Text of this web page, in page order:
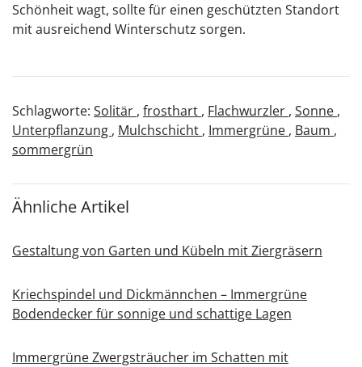
Schönheit wagt, sollte für einen geschützten Standort
mit ausreichend Winterschutz sorgen.
Schlagworte: Solitär , frosthart , Flachwurzler , Sonne ,
Unterpflanzung , Mulchschicht , Immergrüne , Baum ,
sommergrün
Ähnliche Artikel
Gestaltung von Garten und Kübeln mit Ziergräsern
Kriechspindel und Dickmännchen – Immergrüne
Bodendecker für sonnige und schattige Lagen
Immergrüne Zwergsträucher im Schatten mit